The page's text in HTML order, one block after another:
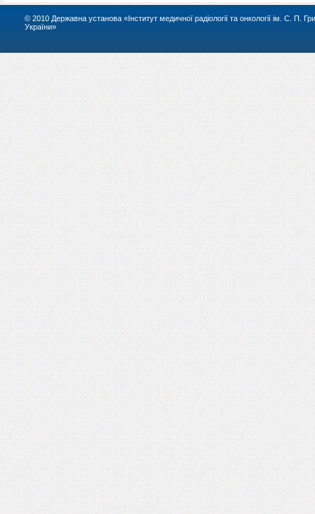
© 2010 Державна установа «Інститут медичної радіології та онкології ім. С. П.
України»